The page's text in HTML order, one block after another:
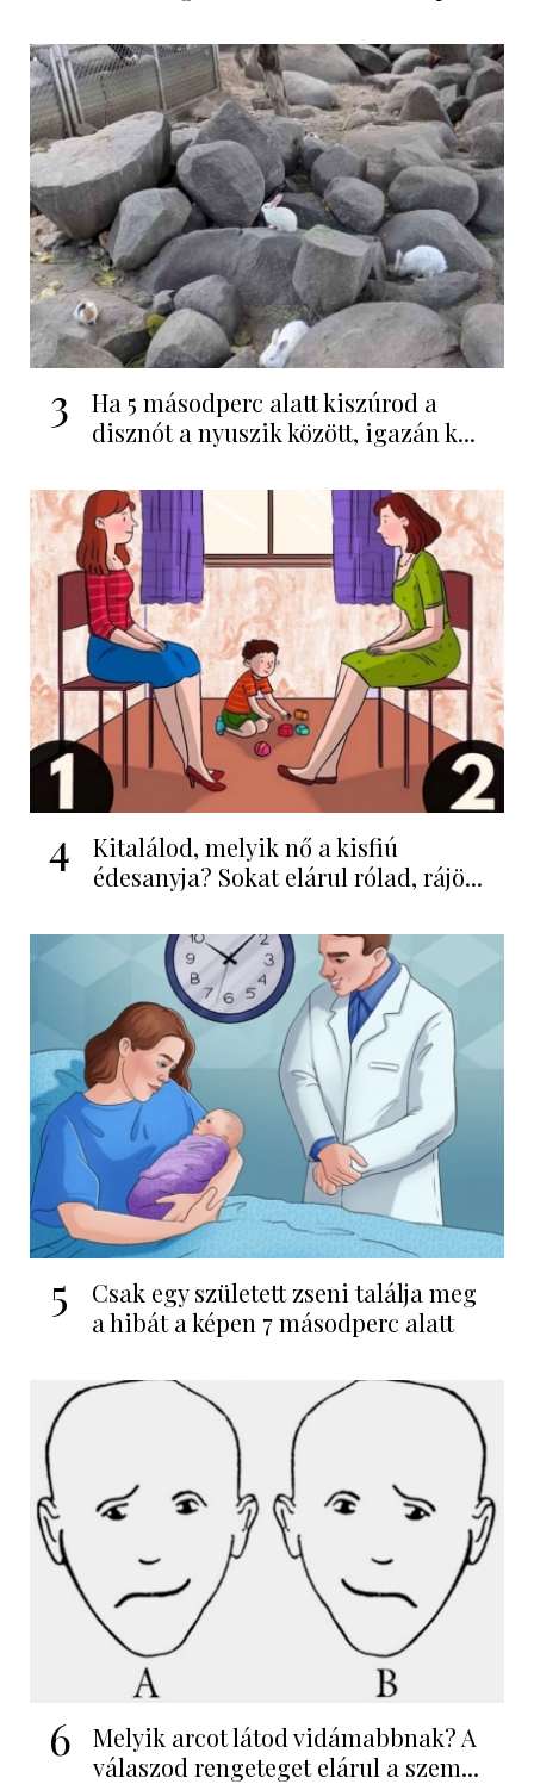
3
Ha 5 másodperc alatt kiszúrod a
disznót a nyuszik között, igazán k...
4
Kitalálod, melyik nő a kisfiú
édesanyja? Sokat elárul rólad, rájö...
5
Csak egy született zseni találja meg
a hibát a képen 7 másodperc alatt
6
Melyik arcot látod vidámabbnak? A
válaszod rengeteget elárul a szem...